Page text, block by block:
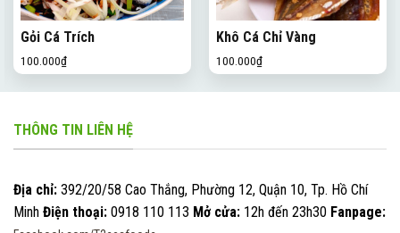
Gỏi Cá Trích
100.000₫
Khô Cá Chỉ Vàng
100.000₫
THÔNG TIN LIÊN HỆ
Địa chỉ: 392/20/58 Cao Thắng, Phường 12, Quận 10, Tp. Hồ Chí
Minh Điện thoại: 0918 110 113 Mở cửa: 12h đến 23h30 Fanpage: